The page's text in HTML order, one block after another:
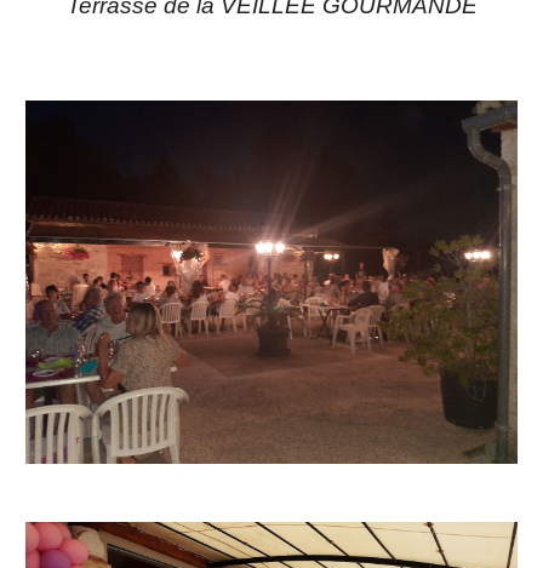
Terrasse de la VEILLEE GOURMANDE